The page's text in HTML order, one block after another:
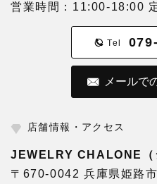
営業時間：11:00-18:00
Tel
メールで
店舗情報・アクセス
JEWELRY CHALONE（
〒670-0042 兵庫県姫路